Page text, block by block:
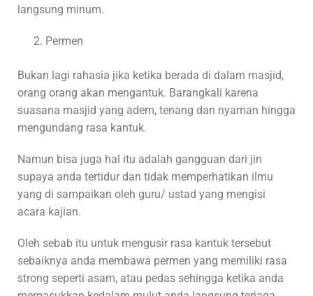
langsung minum.
Permen
Bukan lagi rahasia jika ketika berada di dalam masjid,
orang orang akan mengantuk. Barangkali karena
suasana masjid yang adem, tenang dan nyaman hingga
mengundang rasa kantuk.
Namun bisa juga hal itu adalah gangguan dari jin
supaya anda tertidur dan tidak memperhatikan ilmu
yang di sampaikan oleh guru/ ustad yang mengisi
acara kajian.
Oleh sebab itu untuk mengusir rasa kantuk tersebut
sebaiknya anda membawa permen yang memiliki rasa
strong seperti asam, atau pedas sehingga ketika anda